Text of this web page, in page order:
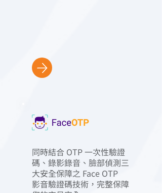
同時結合 OTP 一次性驗證
碼、錄影錄音、臉部偵測三
大安全保障之 Face OTP
影音驗證碼技術，完整保障